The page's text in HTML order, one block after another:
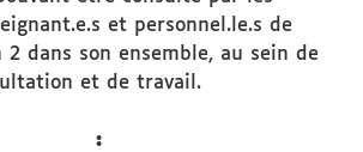
et personnel.le.s de
2 dans son ensemble, au sein de
et de travail.
: